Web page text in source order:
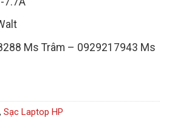
Ms Trâm – 0929217943 Ms
, Sạc Laptop HP